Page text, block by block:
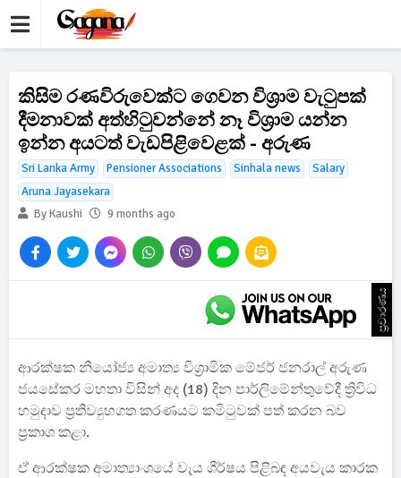
කිසිම රණවිරුවෙක්ට ගෙවන විශ්‍රාම වැටුපක්
දීමනාවක් අත්හිටුවන්නේ නෑ විශ්‍රාම යන්න
ඉන්න අයටත් වැඩපිළිවෙළක් - අරුණ
Sri Lanka Army Pensioner Associations Sinhala news
Salary
Aruna Jayasekara
By Kaushi
9 months ago
ප්‍රචාරණය
ආරක්ෂක නියෝජ්‍ය අමාත්‍ය විශ්‍රාමික මේජර් ජනරාල් අරුණ
ජයසේකර මහතා විසින් අද (18) දින පාර්ලිමේන්තුවේදී ත්‍රිවිධ
හමුදාව ප්‍රතිව්‍යුහගත කරණයට කමිටුවක් පත් කරන බව
ප්‍රකාශ කළා.
ඒ ආරක්ෂක අමාත්‍යාංශයේ වැය ශීර්ෂය පිළිබඳ අයවැය කාරක